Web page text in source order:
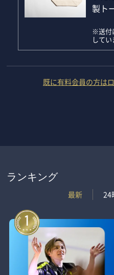
製ト
※送付
して
既に有料会員の方は
ランキング
最新
24
1